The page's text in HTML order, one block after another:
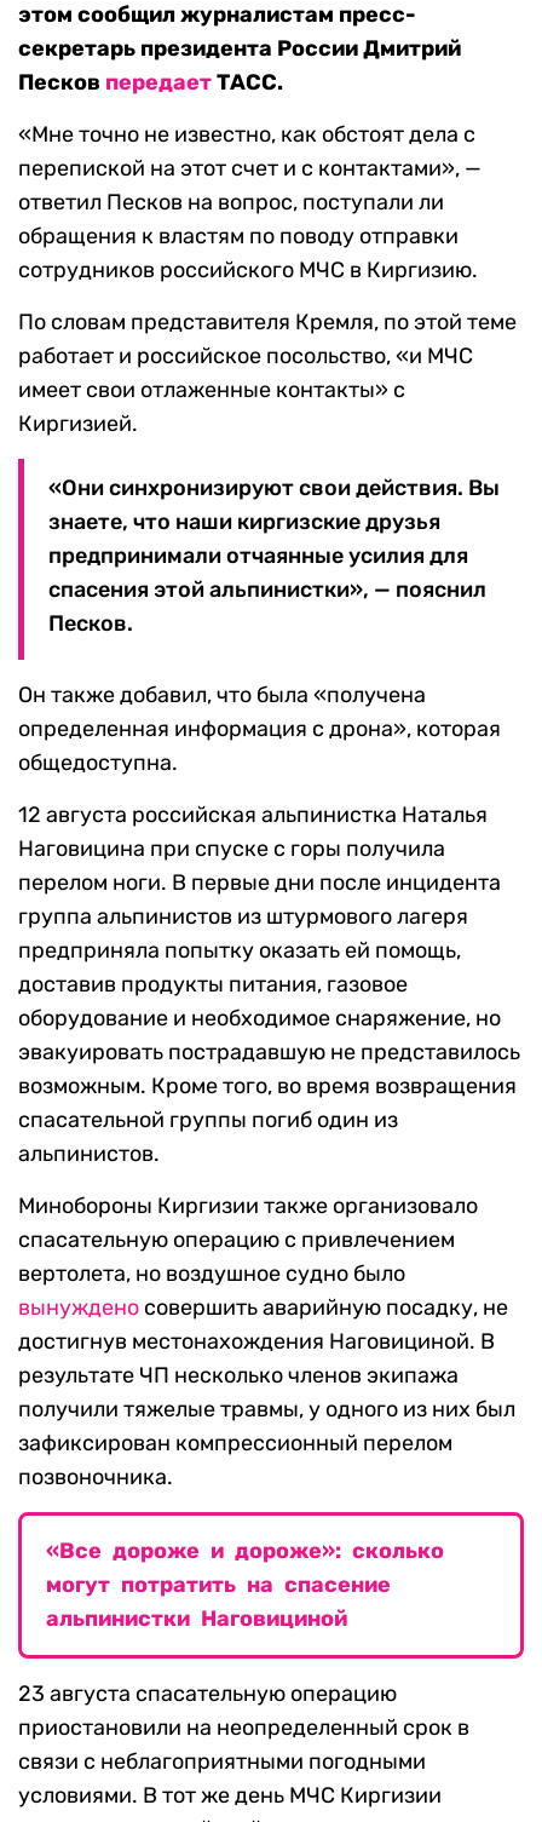
этом сообщил журналистам пресс-
секретарь президента России Дмитрий
Песков передаетТАСС.
«Мне точно не известно, как обстоят дела с
перепиской на этот счет и с контактами», —
ответил Песков на вопрос, поступали ли
обращения к властям по поводу отправки
сотрудников российского МЧС в Киргизию.
По словам представителя Кремля, по этой теме
работает и российское посольство, «и МЧС
имеет свои отлаженные контакты» с
Киргизией.
«Они синхронизируют свои действия. Вы
знаете, что наши киргизские друзья
предпринимали отчаянные усилия для
спасения этой альпинистки», — пояснил
Песков.
Он также добавил, что была «получена
определенная информация с дрона», которая
общедоступна.
12 августа российская альпинистка Наталья
Наговицина при спуске с горы получила
перелом ноги. В первые дни после инцидента
группа альпинистов из штурмового лагеря
предприняла попытку оказать ей помощь,
доставив продукты питания, газовое
оборудование и необходимое снаряжение, но
эвакуировать пострадавшую не представилось
возможным. Кроме того, во время возвращения
спасательной группы погиб один из
альпинистов.
Минобороны Киргизии также организовало
спасательную операцию с привлечением
вертолета, но воздушное судно было
вынуждено совершить аварийную посадку, не
достигнув местонахождения Наговициной. В
результате ЧП несколько членов экипажа
получили тяжелые травмы, у одного из них был
зафиксирован компрессионный перелом
позвоночника.
«Все дороже и дороже»: сколько
могут потратить на спасение
альпинистки Наговициной
23 августа спасательную операцию
приостановили на неопределенный срок в
связи с неблагоприятными погодными
условиями. В тот же день МЧС Киргизии